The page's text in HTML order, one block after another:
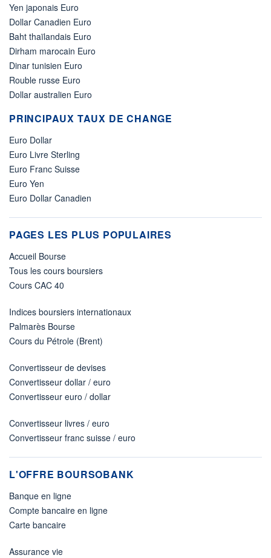
Yen japonais Euro
Dollar Canadien Euro
Baht thaïlandais Euro
Dirham marocain Euro
Dinar tunisien Euro
Rouble russe Euro
Dollar australien Euro
PRINCIPAUX TAUX DE CHANGE
Euro Dollar
Euro Livre Sterling
Euro Franc Suisse
Euro Yen
Euro Dollar Canadien
PAGES LES PLUS POPULAIRES
Accueil Bourse
Tous les cours boursiers
Cours CAC 40
Indices boursiers internationaux
Palmarès Bourse
Cours du Pétrole (Brent)
Convertisseur de devises
Convertisseur dollar / euro
Convertisseur euro / dollar
Convertisseur livres / euro
Convertisseur franc suisse / euro
L'OFFRE BOURSOBANK
Banque en ligne
Compte bancaire en ligne
Carte bancaire
Assurance vie